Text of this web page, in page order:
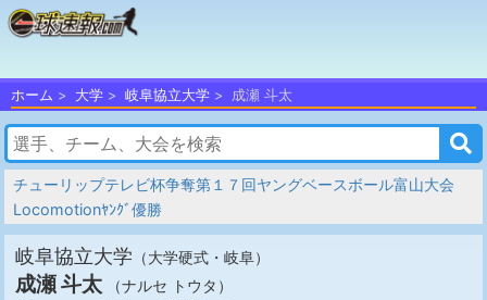
ホーム 大学 岐阜協立大学 成瀬 斗太
チューリップテレビ杯争奪第１７回ヤングベースボール富山大会
Locomotionﾔﾝｸﾞ優勝
岐阜協立大学 （大学硬式・岐阜）
成瀬 斗太 （ナルセ トウタ）